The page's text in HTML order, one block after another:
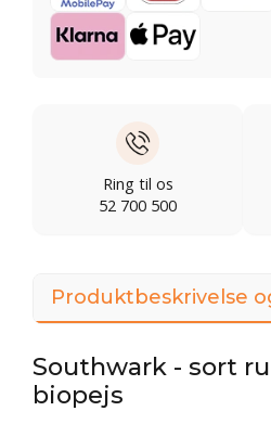
Ring til os
52 700 500
Produktbeskrivelse
Southwark - sort
biopejs